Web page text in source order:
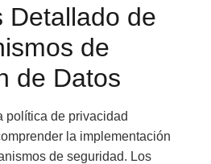
Detallado de
de
de Datos
política de privacidad
la implementación
de seguridad. Los